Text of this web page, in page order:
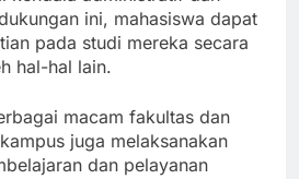
ini, mahasiswa dapat
pada studi mereka secara
hal-hal lain.
macam fakultas dan
juga melaksanakan
dan pelayanan